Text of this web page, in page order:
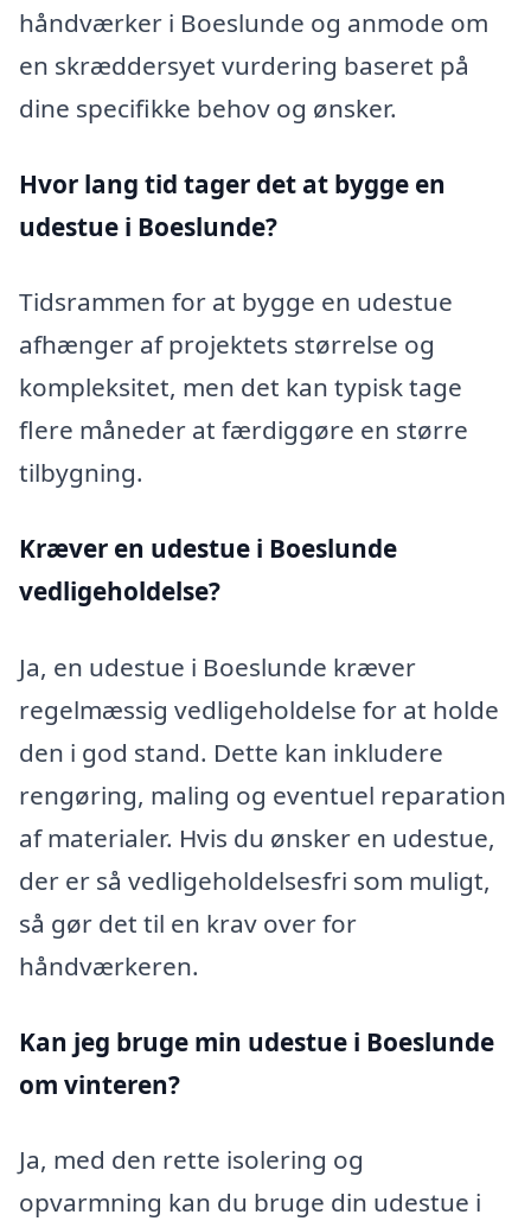
håndværker i Boeslunde og anmode om
en skræddersyet vurdering baseret på
dine specifikke behov og ønsker.
Hvor lang tid tager det at bygge en
udestue i Boeslunde?
Tidsrammen for at bygge en udestue
afhænger af projektets størrelse og
kompleksitet, men det kan typisk tage
flere måneder at færdiggøre en større
tilbygning.
Kræver en udestue i Boeslunde
vedligeholdelse?
Ja, en udestue i Boeslunde kræver
regelmæssig vedligeholdelse for at holde
den i god stand. Dette kan inkludere
rengøring, maling og eventuel reparation
af materialer. Hvis du ønsker en udestue,
der er så vedligeholdelsesfri som muligt,
så gør det til en krav over for
håndværkeren.
Kan jeg bruge min udestue i Boeslunde
om vinteren?
Ja, med den rette isolering og
opvarmning kan du bruge din udestue i